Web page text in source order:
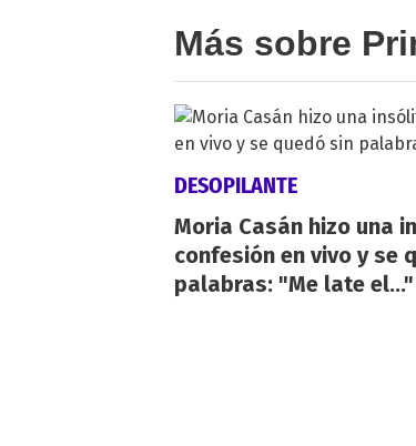
Más sobre
DESOPILANTE
Moria Casán hizo una
confesión en vivo y se
palabras: "Me late el..."